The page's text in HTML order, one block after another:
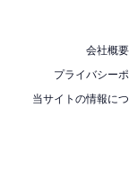
会社概要
プライバシー
当サイトの情報に